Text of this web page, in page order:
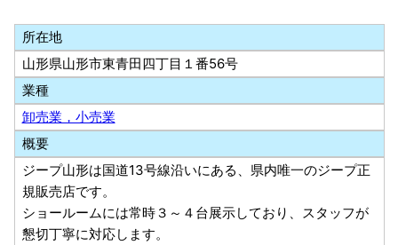
所在地
山形県山形市東青田四丁目１番56号
業種
卸売業，小売業
概要
ジープ山形は国道13号線沿いにある、県内唯一のジープ正
規販売店です。
ショールームには常時３～４台展示しており、スタッフが
懇切丁寧に対応します。